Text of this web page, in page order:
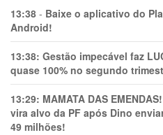
13:38 - Baixe o aplicativo do
Android!
13:38: Gestão impecável faz
quase 100% no segundo
13:29: MAMATA DAS
vira alvo da PF após Dino
49 milhões!